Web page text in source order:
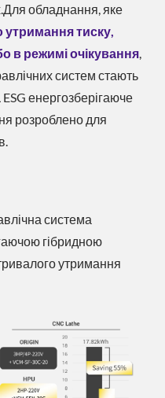
обладнання, яке
утримання тиску,
в режимі очікування
систем стають
енергозберігаюче
розроблено для
система
гібридною
утримання